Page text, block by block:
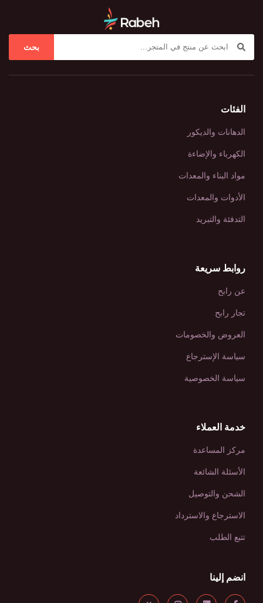
بحث
الفئات
الدهانات والديكور
الكهرباء والإضاءة
مواد البناء والمعدات
الأدوات والمعدات
التدفئة والتبريد
روابط سريعة
عن رابح
تجار رابح
العروض والخصومات
سياسة الإسترجاع
سياسة الخصوصية
خدمة العملاء
مركز المساعدة
الأسئلة الشائعة
الشحن والتوصيل
الاسترجاع والاسترداد
تتبع الطلب
انضم إلينا